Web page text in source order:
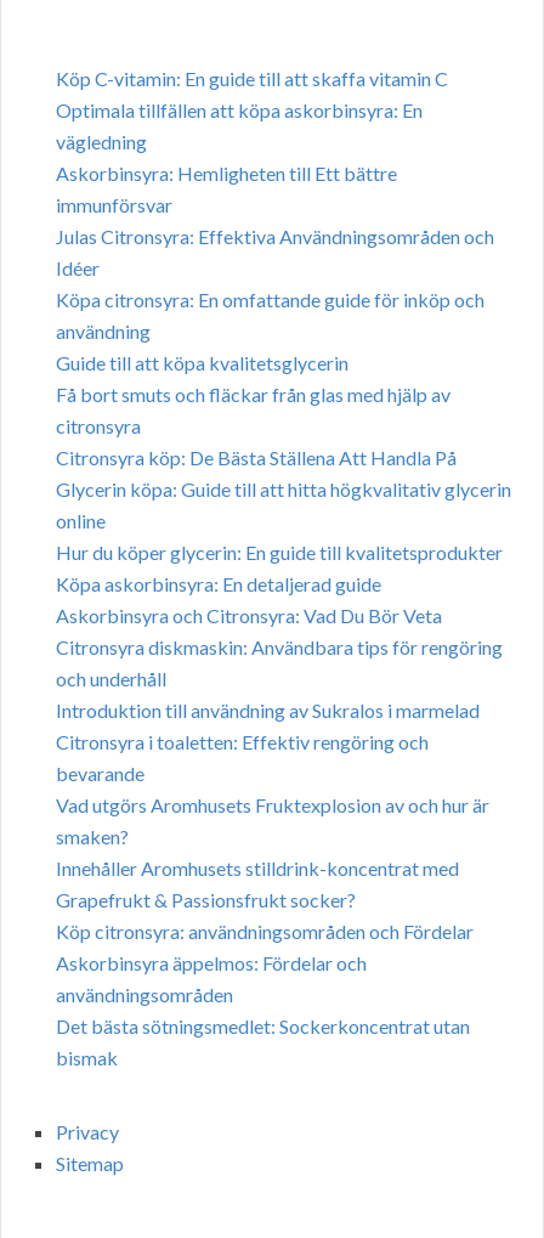
Köp C-vitamin: En guide till att skaffa vitamin C
Optimala tillfällen att köpa askorbinsyra: En
vägledning
Askorbinsyra: Hemligheten till Ett bättre
immunförsvar
Julas Citronsyra: Effektiva Användningsområden och
Idéer
Köpa citronsyra: En omfattande guide för inköp och
användning
Guide till att köpa kvalitetsglycerin
Få bort smuts och fläckar från glas med hjälp av
citronsyra
Citronsyra köp: De Bästa Ställena Att Handla På
Glycerin köpa: Guide till att hitta högkvalitativ glycerin
online
Hur du köper glycerin: En guide till kvalitetsprodukter
Köpa askorbinsyra: En detaljerad guide
Askorbinsyra och Citronsyra: Vad Du Bör Veta
Citronsyra diskmaskin: Användbara tips för rengöring
och underhåll
Introduktion till användning av Sukralos i marmelad
Citronsyra i toaletten: Effektiv rengöring och
bevarande
Vad utgörs Aromhusets Fruktexplosion av och hur är
smaken?
Innehåller Aromhusets stilldrink-koncentrat med
Grapefrukt & Passionsfrukt socker?
Köp citronsyra: användningsområden och Fördelar
Askorbinsyra äppelmos: Fördelar och
användningsområden
Det bästa sötningsmedlet: Sockerkoncentrat utan
bismak
Privacy
Sitemap